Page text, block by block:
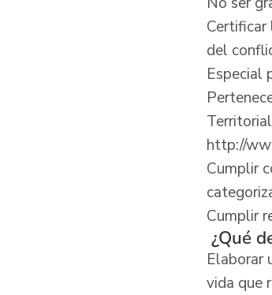
del
Especial
http://
Cumplir
Cumplir
¿Qué
Elaborar
vida que